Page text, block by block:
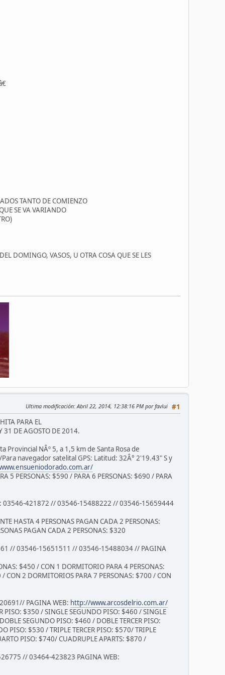
TANTO DE COMIENZO
SE VA VARIANDO
DOMINGO, VASOS, U OTRA COSA QUE SE LES
#1
Ultima modificación: Abril 22, 2014, 12:38:16 PM por favlui
PARA EL
31 DE AGOSTO DE 2014.
Provincial NÂº 5, a 1,5 km de Santa Rosa de
navegador satelital GPS: Latitud: 32Â° 2'19.43" S y
5 PERSONAS: $590 / PARA 6 PERSONAS: $690 / PARA
03546-421872 // 03546-15488222 // 03546-15659444
HASTA 4 PERSONAS PAGAN CADA 2 PERSONAS:
PAGAN CADA 2 PERSONAS: $320
// 03546-15651511 // 03546-15488034 // PAGINA
$450 / CON 1 DORMITORIO PARA 4 PERSONAS:
2 DORMITORIOS PARA 7 PERSONAS: $700 / CON
PAGINA WEB: http://www.arcosdelrio.com.ar/
PISO: $350 / SINGLE SEGUNDO PISO: $460 / SINGLE
SEGUNDO PISO: $460 / DOBLE TERCER PISO:
PISO: $530 / TRIPLE TERCER PISO: $570/ TRIPLE
PISO: $740/ CUADRUPLE APARTS: $870 /
// 03464-423823 PAGINA WEB: